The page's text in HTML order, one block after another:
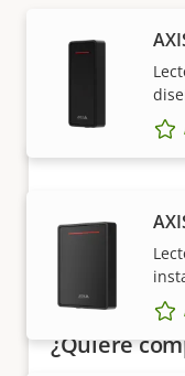
Nuestros socios
experta las
¿Quiere